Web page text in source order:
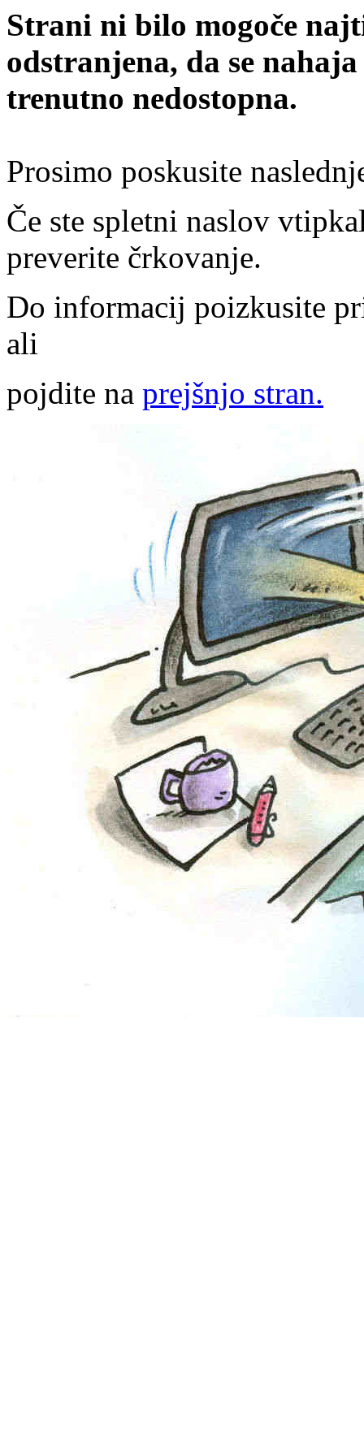
Strani ni bilo mogoče
odstranjena, da se
trenutno nedostopna.
Prosimo poskusite
Če ste spletni naslov
preverite črkovanje.
Do informacij poizkusite
ali
pojdite na prejšnjo stran.